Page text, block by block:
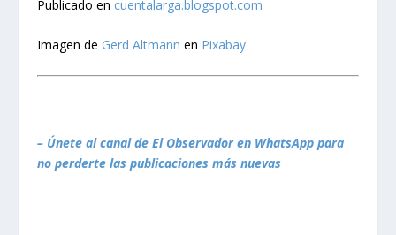
Publicado en cuentalarga.blogspot.com
Imagen de Gerd Altmann en Pixabay
– Únete al canal de El Observador en WhatsApp para
no perderte las publicaciones más nuevas